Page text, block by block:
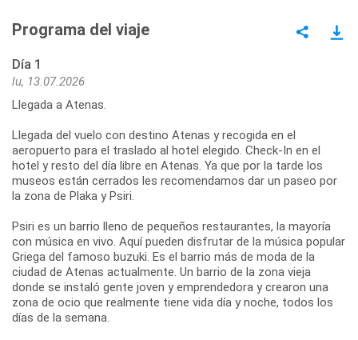
Programa del viaje
Día 1
lu, 13.07.2026
Llegada a Atenas.
Llegada del vuelo con destino Atenas y recogida en el
aeropuerto para el traslado al hotel elegido. Check-In en el
hotel y resto del día libre en Atenas. Ya que por la tarde los
museos están cerrados les recomendamos dar un paseo por
la zona de Plaka y Psiri.
Psiri es un barrio lleno de pequeños restaurantes, la mayoría
con música en vivo. Aquí pueden disfrutar de la música popular
Griega del famoso buzuki. Es el barrio más de moda de la
ciudad de Atenas actualmente. Un barrio de la zona vieja
donde se instaló gente joven y emprendedora y crearon una
zona de ocio que realmente tiene vida día y noche, todos los
días de la semana.